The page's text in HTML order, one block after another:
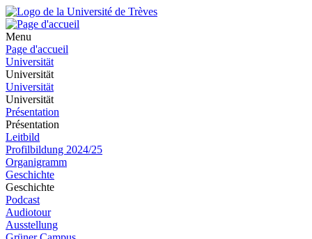
Menu
Page d'accueil
Universität
Universität
Universität
Universität
Présentation
Présentation
Leitbild
Profilbildung 2024/25
Organigramm
Geschichte
Geschichte
Podcast
Audiotour
Ausstellung